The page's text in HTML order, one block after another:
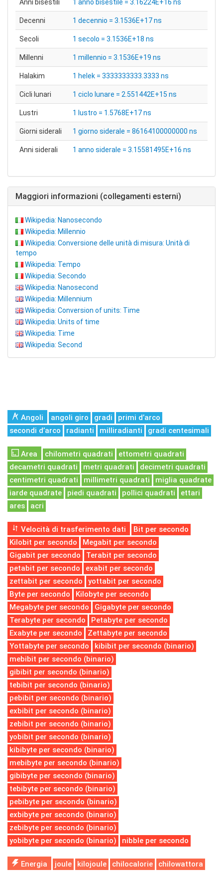
Anni bisestili 1 anno bisestile = 3.16224E+16 ns
Decenni 1 decennio = 3.1536E+17 ns
Secoli 1 secolo = 3.1536E+18 ns
Millenni 1 millennio = 3.1536E+19 ns
Halakim 1 helek = 3333333333.3333 ns
Cicli lunari 1 ciclo lunare = 2.551442E+15 ns
Lustri 1 lustro = 1.5768E+17 ns
Giorni siderali 1 giorno siderale = 86164100000000 ns
Anni siderali 1 anno siderale = 3.15581495E+16 ns
Maggiori informazioni (collegamenti esterni)
Wikipedia: Nanosecondo
Wikipedia: Millennio
Wikipedia: Conversione delle unità di misura: Unità di
tempo
Wikipedia: Tempo
Wikipedia: Secondo
Wikipedia: Nanosecond
Wikipedia: Millennium
Wikipedia: Conversion of units: Time
Wikipedia: Units of time
Wikipedia: Time
Wikipedia: Second
Angoli angoli giro gradi
primi d’arco
secondi d’arco
radianti milliradianti gradi centesimali
Area chilometri quadrati
ettometri quadrati
decametri quadrati
metri quadrati
decimetri quadrati
centimetri quadrati
millimetri quadrati
miglia quadrate
iarde quadrate
piedi quadrati pollici quadrati
ettari
ares
acri
Velocità di trasferimento dati
Bit per secondo
Kilobit per secondo
Megabit per secondo
Gigabit per secondo
Terabit per secondo
petabit per secondo
exabit per secondo
zettabit per secondo
yottabit per secondo
Byte per secondo
Kilobyte per secondo
Megabyte per secondo
Gigabyte per secondo
Terabyte per secondo
Petabyte per secondo
Exabyte per secondo
Zettabyte per secondo
Yottabyte per secondo
kibibit per secondo (binario)
mebibit per secondo (binario)
gibibit per secondo (binario)
tebibit per secondo (binario)
pebibit per secondo (binario)
exbibit per secondo (binario)
zebibit per secondo (binario)
yobibit per secondo (binario)
kibibyte per secondo (binario)
mebibyte per secondo (binario)
gibibyte per secondo (binario)
tebibyte per secondo (binario)
pebibyte per secondo (binario)
exbibyte per secondo (binario)
zebibyte per secondo (binario)
yobibyte per secondo (binario)
nibble per secondo
Energia joule kilojoule chilocalorie chilowattora